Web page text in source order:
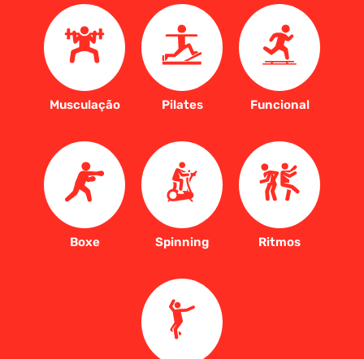
Musculação Pilates Funcional
Boxe Spinning Ritmos